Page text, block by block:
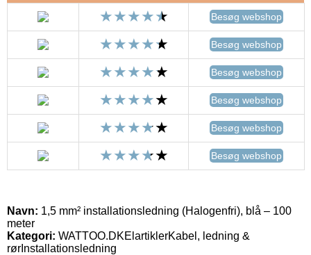
Besøg webshop
Besøg webshop
Besøg webshop
Besøg webshop
Besøg webshop
Besøg webshop
Navn: 1,5 mm² installationsledning (Halogenfri), blå – 100
meter
Kategori: WATTOO.DKElartiklerKabel, ledning &
rørInstallationsledning